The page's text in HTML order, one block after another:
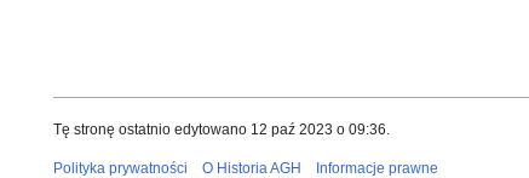
Tę stronę ostatnio edytowano 12 paź 2023 o 09:36.
Polityka prywatności O Historia AGH Informacje prawne